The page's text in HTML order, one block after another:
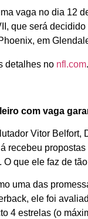
vaga no dia 12
que será
em
detalhes no nfl.com.
com vaga
Vitor Belfort,
recebeu
O que ele faz de
uma das
ele foi
4 estrelas (o